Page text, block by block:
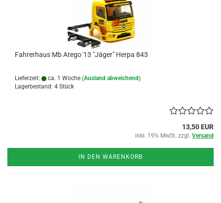
Fahrerhaus Mb Atego´13 "Jäger" Herpa 843
Lieferzeit: ca. 1 Woche (Ausland abweichend)
Lagerbestand: 4 Stück
13,50 EUR
inkl. 19% MwSt. zzgl. Versand
IN DEN WARENKORB